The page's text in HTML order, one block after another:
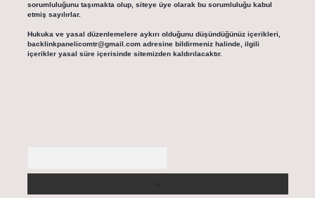
sorumluluğunu taşımakta olup, siteye üye olarak bu sorumluluğu kabul
etmiş sayılırlar.
Hukuka ve yasal düzenlemelere aykırı olduğunu düşündüğünüz içerikleri,
backlinkpanelicomtr@gmail.comadresine bildirmeniz halinde, ilgili
içerikler yasal süre içerisinde sitemizden kaldırılacaktır.